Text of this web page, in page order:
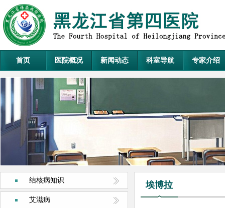
首页 医院概况 新闻动态 科室导航 专家介绍
结核病知识
艾滋病
埃博拉